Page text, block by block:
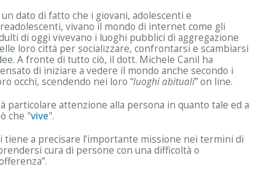
un dato di fatto che i giovani, adolescenti e
vivano il mondo di internet come gli
di oggi vivevano i luoghi pubblici di aggregazione
loro città per socializzare, confrontarsi e scambiarsi
A fronte di tutto ciò, il dott. Michele Canil ha
di iniziare a vedere il mondo anche secondo i
occhi, scendendo nei loro “luoghi abituali” on line.
particolare attenzione alla persona in quanto tale ed a
che "vive".
tiene a precisare l’importante missione nei termini di
cura di persone con una difficoltà o